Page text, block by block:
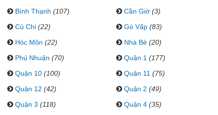
Bình Thạnh (107) Cần Giờ (3)
Củ Chi (22) Gò Vấp (83)
Hóc Môn (22) Nhà Bè (20)
Phú Nhuận (70) Quận 1 (177)
Quận 10 (100) Quận 11 (75)
Quận 12 (42) Quận 2 (49)
Quận 3 (118) Quận 4 (35)